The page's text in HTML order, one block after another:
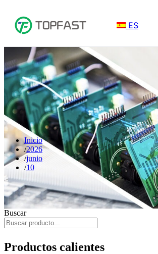
ES
Inicio
2026
junio
10
Buscar
Productos calientes